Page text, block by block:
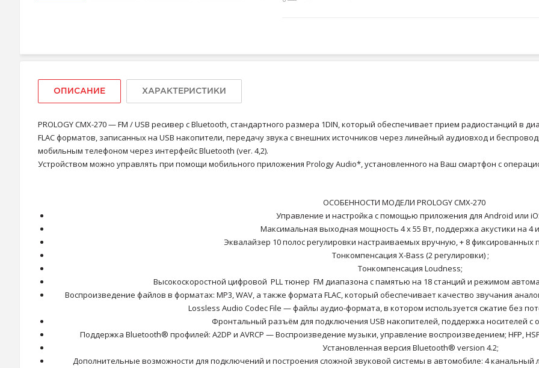
ОПИСАНИЕ ХАРАКТЕРИСТИКИ
PROLOGY CMX-270 — FM / USB ресивер с Bluetooth, стандартного размера 1DIN, который обеспечивает прием радиостанций в
FLAC форматов, записанных на USB накопители, передачу звука с внешних источников через линейный аудиовход и
мобильным телефоном через интерфейс Bluetooth (ver. 4,2).
Устройством можно управлять при помощи мобильного приложения Prology Audio*, установленного на Ваш смартфон с
ОСОБЕННОСТИ МОДЕЛИ PROLOGY CMX-270
Управление и настройка с помощью приложения для Android или
Максимальная выходная мощность 4 х 55 Вт, поддержка акустики на 4
Эквалайзер 10 полос регулировки настраиваемых вручную, + 8 фиксированных
Тонкомпенсация X-Bass (2 регулировки) ;
Тонкомпенсация Loudness;
Высокоскоростной цифровой PLL тюнер FM диапазона с памятью на 18 станций и режимом
Воспроизведение файлов в форматах: MP3, WAV, а также формата FLAC, который обеспечивает качество звучания
Lossless Audio Codec File — файлы аудио-формата, в котором используется сжатие без
Фронтальный разъём для подключения USB накопителей, поддержка носителей с
Поддержка Bluetooth® профилей: A2DP и AVRCP — Воспроизведение музыки, управление воспроизведением; HFP,
Установленная версия Bluetooth® version 4.2;
Дополнительные возможности для подключений и построения сложной звуковой системы в автомобиле: 4